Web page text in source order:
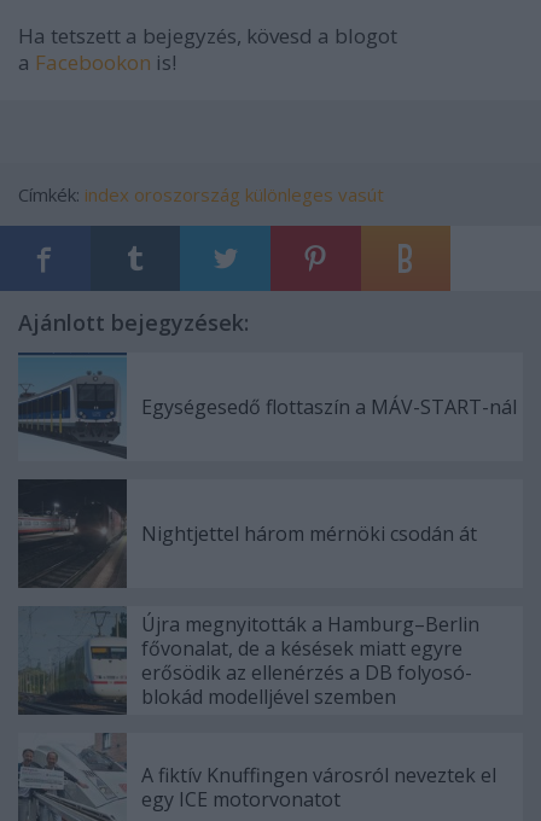
Ha tetszett a bejegyzés, kövesd a blogot
a Facebookon is!
Címkék: index oroszország különleges vasút
Ajánlott bejegyzések:
Egységesedő flottaszín a MÁV-START-nál
Nightjettel három mérnöki csodán át
Újra megnyitották a Hamburg–Berlin
fővonalat, de a késések miatt egyre
erősödik az ellenérzés a DB folyosó-
blokád modelljével szemben
A fiktív Knuffingen városról neveztek el
egy ICE motorvonatot